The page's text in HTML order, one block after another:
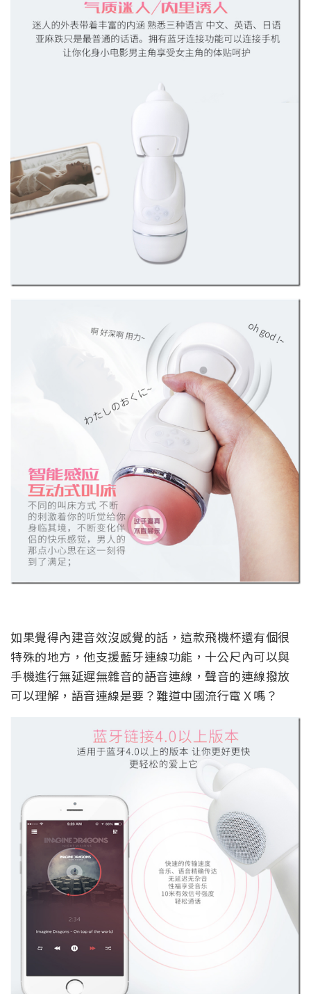
如果覺得內建音效沒感覺的話，這款飛機杯還有個很
特殊的地方，他支援藍牙連線功能，十公尺內可以與
手機進行無延遲無雜音的語音連線，聲音的連線撥放
可以理解，語音連線是要？難道中國流行電Ｘ嗎？